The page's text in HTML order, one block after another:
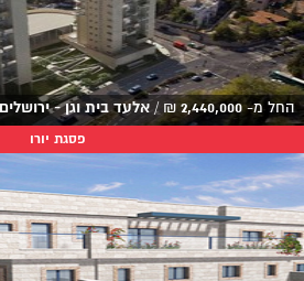
החל מ- 2,440,000
₪
/ אלעד בית וגן - ירושלים
פסגת יורו